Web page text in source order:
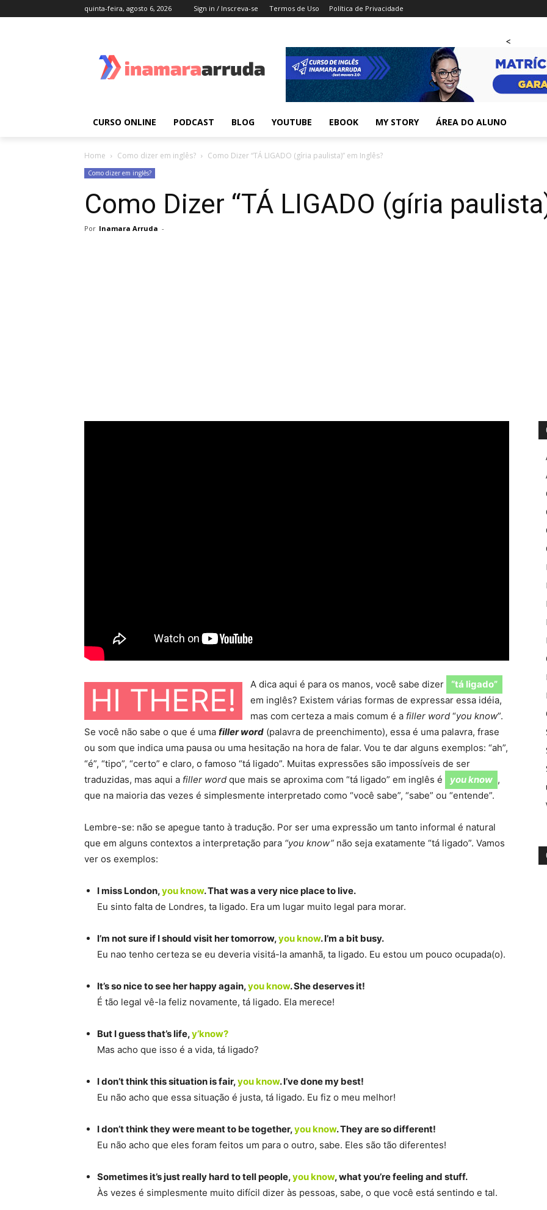
quinta-feira, agosto 6, 2026 Sign in / Inscreva-se Termos de Uso Política de Privacidade
<
CURSO ONLINE PODCAST BLOG YOUTUBE EBOOK MY STORY ÁREA DO ALUNO
Home Como dizer em inglês? Como Dizer “TÁ LIGADO (gíria paulista)” em Inglês?
Como dizer em inglês?
Como Dizer “TÁ LIGADO (gíria
Por Inamara Arruda -
HI THERE! A dica aqui é para os manos, você sabe dizer
“tá ligado”
em inglês? Existem várias formas de expressar essa idéia,
mas com certeza a mais comum é a filler word “you know”.
Se você não sabe o que é uma filler word (palavra de preenchimento), essa é uma palavra, frase
ou som que indica uma pausa ou uma hesitação na hora de falar. Vou te dar alguns exemplos: “ah”,
“é”, “tipo”, “certo” e claro, o famoso “tá ligado”. Muitas expressões são impossíveis de ser
traduzidas, mas aqui a filler word que mais se aproxima com “tá ligado” em inglês é you know ,
que na maioria das vezes é simplesmente interpretado como “você sabe”, “sabe” ou “entende”.
Lembre-se: não se apegue tanto à tradução. Por ser uma expressão um tanto informal é natural
que em alguns contextos a interpretação para “you know” não seja exatamente “tá ligado”. Vamos
ver os exemplos:
I miss London,you know. That was a very nice place to live.
Eu sinto falta de Londres, ta ligado. Era um lugar muito legal para morar.
I’m not sure if I should visit her tomorrow,you know. I’m a bit busy.
Eu nao tenho certeza se eu deveria visitá-la amanhã, ta ligado. Eu estou um pouco ocupada(o).
It’s so nice to see her happy again,you know. She deserves it!
É tão legal vê-la feliz novamente, tá ligado. Ela merece!
But I guess that’s life,y’know?
Mas acho que isso é a vida, tá ligado?
I don’t think this situation is fair,you know. I’ve done my best!
Eu não acho que essa situação é justa, tá ligado. Eu fiz o meu melhor!
I don’t think they were meant to be together,you know. They are so different!
Eu não acho que eles foram feitos um para o outro, sabe. Eles são tão diferentes!
Sometimes it’s just really hard to tell people,you know, what you’re feeling and stuff.
Às vezes é simplesmente muito difícil dizer às pessoas, sabe, o que você está sentindo e tal.